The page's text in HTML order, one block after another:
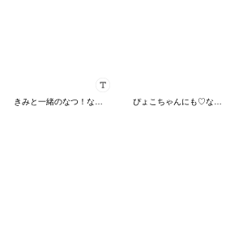
きみと一緒のなつ！なちゅ！chu〜> з <♡ ぴょこちゃんにも♡なちゅ♡がきた！(夏♡)